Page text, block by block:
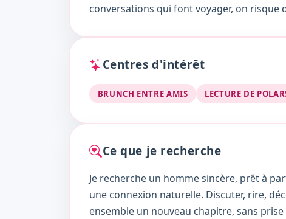
conversations qui font voyager, on risque
Centres d'intérêt
BRUNCH ENTRE AMIS LECTURE DE
Ce que je recherche
Je recherche un homme sincère, prêt à
une connexion naturelle. Discuter, rire,
ensemble un nouveau chapitre, sans